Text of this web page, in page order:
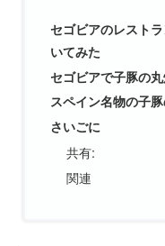
セゴビアのレスト
いてみた
セゴビアで子豚の
スペイン名物の子
さいごに
共有:
関連